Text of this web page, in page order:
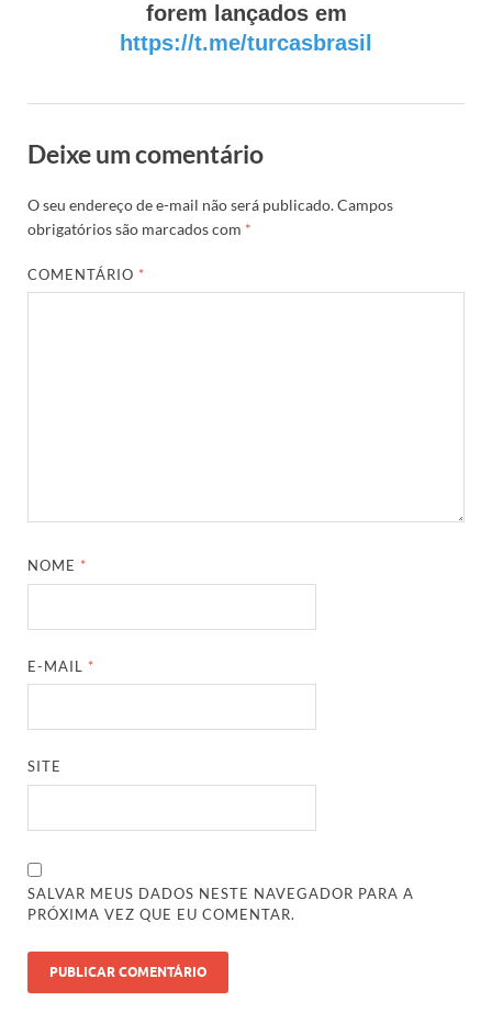
forem lançados em
https://t.me/turcasbrasil
Deixe um comentário
O seu endereço de e-mail não será publicado.Campos
obrigatórios são marcados com *
COMENTÁRIO *
NOME *
E-MAIL *
SITE
SALVAR MEUS DADOS NESTE NAVEGADOR PARA A
PRÓXIMA VEZ QUE EU COMENTAR.